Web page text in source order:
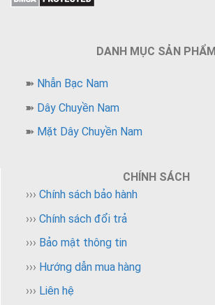
DANH MỤC SẢN PHẨM
➽ Nhẫn Bạc Nam
➽ Dây Chuyền Nam
➽ Mặt Dây Chuyền Nam
CHÍNH SÁCH
››› Chính sách bảo hành
››› Chính sách đổi trả
››› Bảo mật thông tin
››› Hướng dẫn mua hàng
››› Liên hệ